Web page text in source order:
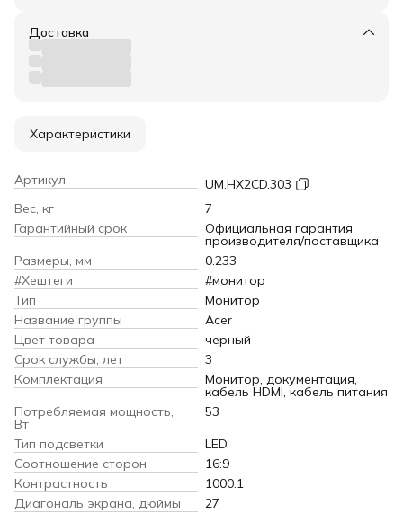
Доставка
Характеристики
Артикул
UM.HX2CD.303
Вес, кг
7
Гарантийный срок
Официальная гарантия
производителя/поставщика
Размеры, мм
0.233
#Хештеги
#монитор
Тип
Монитор
Название группы
Acer
Цвет товара
черный
Срок службы, лет
3
Комплектация
Монитор, документация,
кабель HDMI, кабель питания
Потребляемая мощность,
Вт
53
Тип подсветки
LED
Соотношение сторон
16:9
Контрастность
1000:1
Диагональ экрана, дюймы
27